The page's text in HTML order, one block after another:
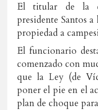
El titular de la
presidente Santos
propiedad a
El funcionario
comenzado con
que la Ley (de
poner el pie en el
plan de choque